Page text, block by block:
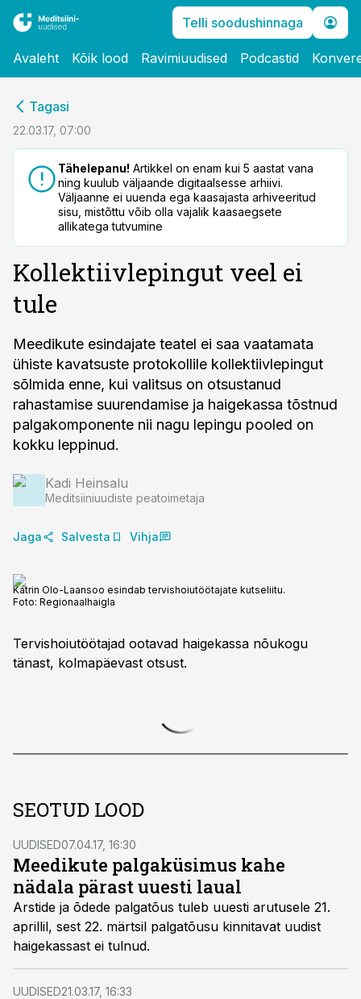
Telli soodushinnaga
Avaleht Kõik lood Ravimiuudised Podcastid
Tagasi
22.03.17, 07:00
Tähelepanu! Artikkel on enam kui 5 aastat vana
ning kuulub väljaande digitaalsesse arhiivi.
Väljaanne ei uuenda ega kaasajasta arhiveeritud
sisu, mistõttu võib olla vajalik kaasaegsete
allikatega tutvumine
Kollektiivlepingut veel ei
tule
Meedikute esindajate teatel ei saa vaatamata
ühiste kavatsuste protokollile kollektiivlepingut
sõlmida enne, kui valitsus on otsustanud
rahastamise suurendamise ja haigekassa tõstnud
palgakomponente nii nagu lepingu pooled on
kokku leppinud.
Kadi Heinsalu
Meditsiiniuudiste peatoimetaja
Jaga Salvesta Vihja
Katrin Olo-Laansoo esindab tervishoiutöötajate kutseliitu.
Foto: Regionaalhaigla
Tervishoiutöötajad ootavad haigekassa nõukogu
tänast, kolmapäevast otsust.
SEOTUD LOOD
UUDISED07.04.17, 16:30
Meedikute palgaküsimus kahe
nädala pärast uuesti laual
Arstide ja õdede palgatõus tuleb uuesti arutusele 21.
aprillil, sest 22. märtsil palgatõusu kinnitavat uudist
haigekassast ei tulnud.
UUDISED21.03.17, 16:33